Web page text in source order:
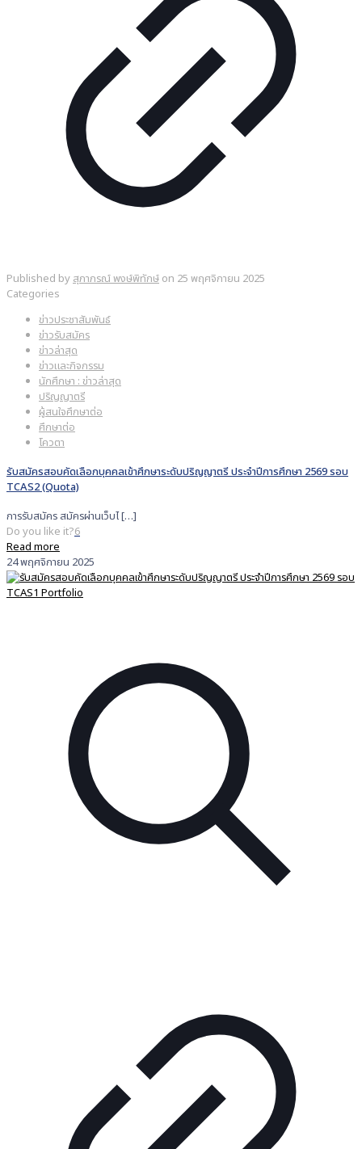
Published by สุภาภรณ์ พงษ์พิทักษ์ on 25 พฤศจิกายน 2025
Categories
ข่าวประชาสัมพันธ์
ข่าวรับสมัคร
ข่าวล่าสุด
ข่าวและกิจกรรม
นักศึกษา : ข่าวล่าสุด
ปริญญาตรี
ผู้สนใจศึกษาต่อ
ศึกษาต่อ
โควตา
รับสมัครสอบคัดเลือกบุคคลเข้าศึกษาระดับปริญญาตรี ประจำปีการศึกษา 2569 รอบ
TCAS2 (Quota)
การรับสมัคร สมัครผ่านเว็บไ[…]
Do you like it?6
Read more
24 พฤศจิกายน 2025